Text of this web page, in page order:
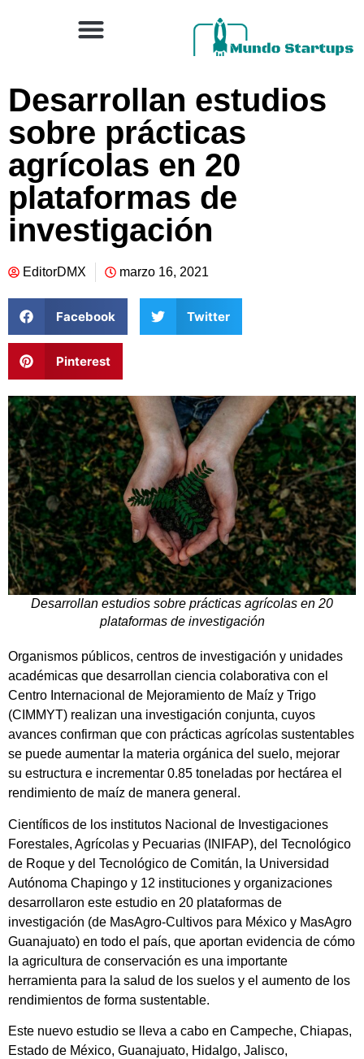
Desarrollan estudios
sobre prácticas
agrícolas en 20
plataformas de
investigación
EditorDMX marzo 16, 2021
Facebook Twitter
Pinterest
Desarrollan estudios sobre prácticas agrícolas en 20
plataformas de investigación
Organismos públicos, centros de investigación y unidades
académicas que desarrollan ciencia colaborativa con el
Centro Internacional de Mejoramiento de Maíz y Trigo
(CIMMYT) realizan una investigación conjunta, cuyos
avances confirman que con prácticas agrícolas sustentables
se puede aumentar la materia orgánica del suelo, mejorar
su estructura e incrementar 0.85 toneladas por hectárea el
rendimiento de maíz de manera general.
Científicos de los institutos Nacional de Investigaciones
Forestales, Agrícolas y Pecuarias (INIFAP), del Tecnológico
de Roque y del Tecnológico de Comitán, la Universidad
Autónoma Chapingo y 12 instituciones y organizaciones
desarrollaron este estudio en 20 plataformas de
investigación (de MasAgro-Cultivos para México y MasAgro
Guanajuato) en todo el país, que aportan evidencia de cómo
la agricultura de conservación es una importante
herramienta para la salud de los suelos y el aumento de los
rendimientos de forma sustentable.
Este nuevo estudio se lleva a cabo en Campeche, Chiapas,
Estado de México, Guanajuato, Hidalgo, Jalisco,